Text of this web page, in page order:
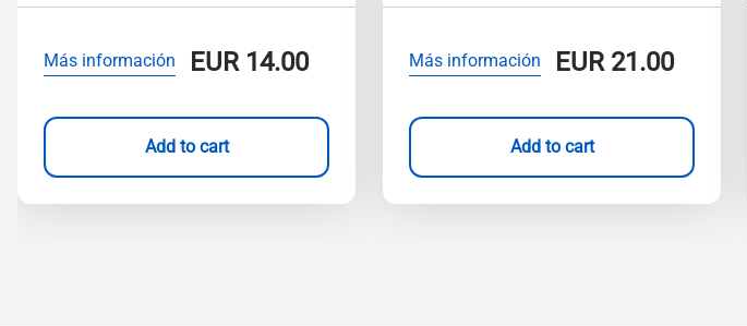
Más información EUR14.00
Add to cart
Más información EUR21.00
Add to cart